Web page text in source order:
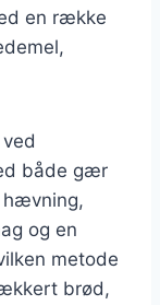
en række
både gær
hævning,
og en
metode
brød,